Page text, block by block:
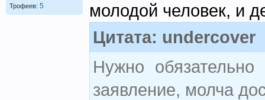
Трофеев: 5
молодой человек, и
Цитата: undercover
Нужно
заявление, молча